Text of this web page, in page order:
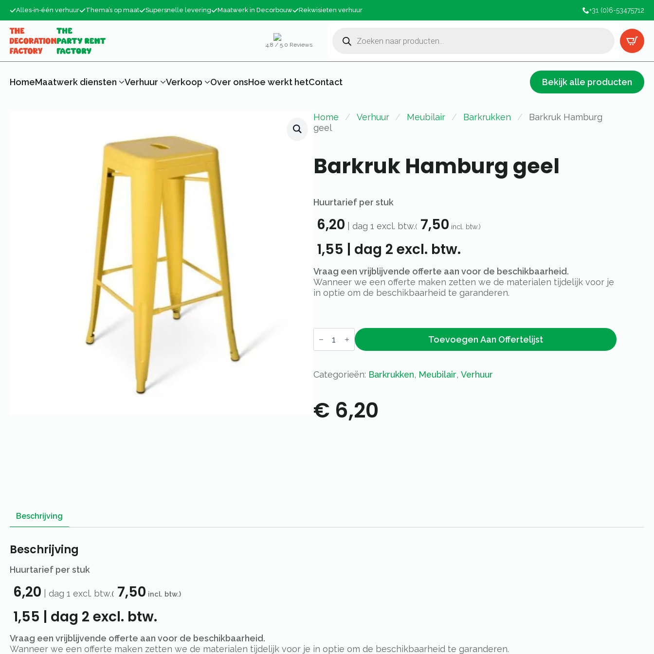
Alles‑in‑één verhuur Thema’s op maat Supersnelle levering Maatwerk in Decorbouw Rekwisieten verhuur +31 (0)6-53475712
4,8 / 5.0 Reviews
zoeken
HomeMaatwerk diensten Verhuur Verkoop Over onsHoe werkt hetContact Bekijk alle producten
Home Verhuur Meubilair Barkrukken
Barkruk Hamburg
geel
Barkruk Hamburg geel
Huurtarief per stuk
6,20 dag 1 excl. btw.(7,50 incl. btw.)
1,55 dag 2 excl. btw.
Vraag een vrijblijvende offerte aan voor de beschikbaarheid.
Wanneer we een offerte maken zetten we de materialen tijdelijk voor je
in optie om de beschikbaarheid te garanderen.
Barkruk
Hamburg
geel
Toevoegen Aan Offertelijst
Categorieën: Barkrukken, Meubilair, Verhuur
€ 6,20
Beschrijving
Beschrijving
Huurtarief per stuk
6,20 dag 1 excl. btw.( 7,50 incl. btw.)
1,55 | dag 2 excl. btw.
Vraag een vrijblijvende offerte aan voor de beschikbaarheid.
Wanneer we een offerte maken zetten we de materialen tijdelijk voor je in optie om de beschikbaarheid te garanderen.